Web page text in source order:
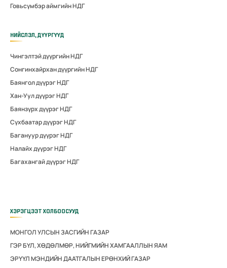
Говьсүмбэр аймгийн НДГ
НИЙСЛЭЛ, ДҮҮРГҮҮД
Чингэлтэй дүүргийн НДГ
Сонгинхайрхан дүүргийн НДГ
Баянгол дүүрэг НДГ
Хан-Уул дүүрэг НДГ
Баянзүрх дүүрэг НДГ
Сүхбаатар дүүрэг НДГ
Багануур дүүрэг НДГ
Налайх дүүрэг НДГ
Багахангай дүүрэг НДГ
ХЭРЭГЦЭЭТ ХОЛБООСУУД
МОНГОЛ УЛСЫН ЗАСГИЙН ГАЗАР
ГЭР БҮЛ, ХӨДӨЛМӨР, НИЙГМИЙН ХАМГААЛЛЫН ЯАМ
ЭРҮҮЛ МЭНДИЙН ДААТГАЛЫН ЕРӨНХИЙ ГАЗАР